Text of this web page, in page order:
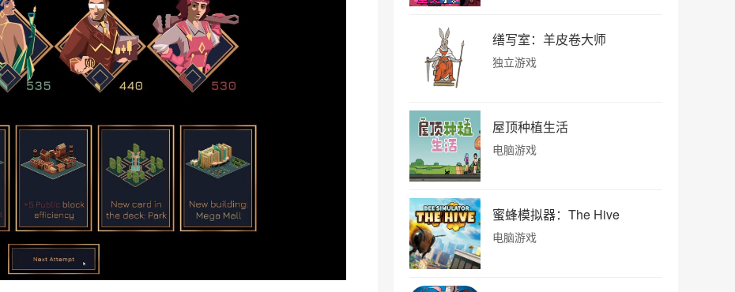
缮写室：羊皮卷大师
独立游戏
屋顶种植生活
电脑游戏
蜜蜂模拟器：The Hive
电脑游戏